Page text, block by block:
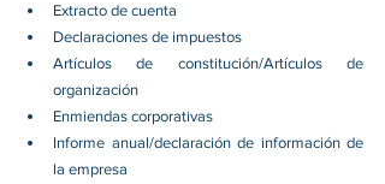
Extracto de cuenta
Declaraciones de impuestos
Artículos de constitución/Artículos de
organización
Enmiendas corporativas
Informe anual/declaración de información de
la empresa